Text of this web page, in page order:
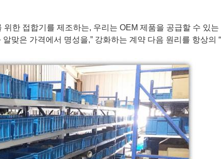
한 접합기를 제조하는, 우리는 OEM 제품을 공급할 수 있
맞은 가격에서 명성을,” 강화하는 계약 다음 원리를 항상